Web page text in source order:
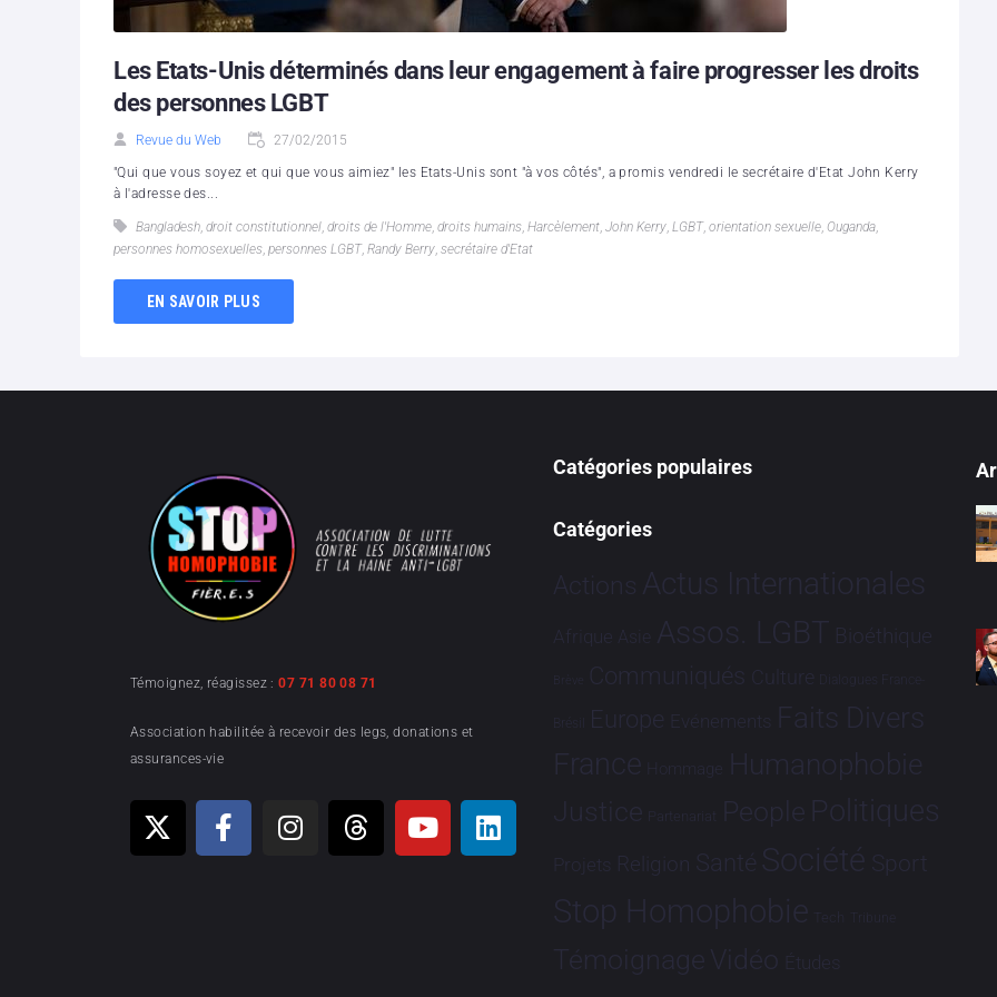
Les Etats-Unis déterminés dans leur engagement à faire progresser les droits
des personnes LGBT
Revue du Web 27/02/2015
"Qui que vous soyez et qui que vous aimiez" les Etats-Unis sont "à vos côtés", a promis vendredi le secrétaire d'Etat John Kerry
à l'adresse des...
Bangladesh, droit constitutionnel, droits de l'Homme, droits humains, Harcèlement, John Kerry, LGBT, orientation sexuelle, Ouganda,
personnes homosexuelles, personnes LGBT, Randy Berry, secrétaire d'Etat
EN SAVOIR PLUS
Témoignez, réagissez :07 71 80 08 71
Association habilitée à recevoir des legs, donations et
assurances-vie
Catégories populaires
Catégories
Actions Actus Internationales
Afrique Asie Assos. LGBT Bioéthique
Brève Communiqués Culture Dialogues France-
Brésil Europe Evénements Faits Divers
France Hommage Humanophobie
Justice Partenariat People Politiques
Projets Religion Santé Société Sport
Stop Homophobie Tech Tribune
Témoignage Vidéo Études